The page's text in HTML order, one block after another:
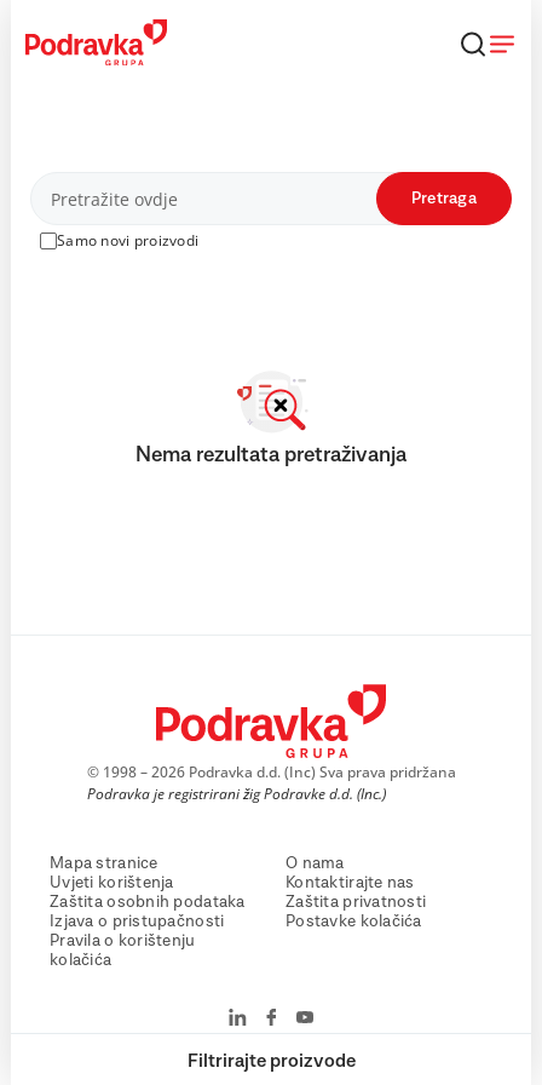
content
Proizvodi
Samo novi proizvodi
Pretraga
Filtrirajte proizvode
Nema rezultata pretraživanja
© 1998 – 2026 Podravka d.d. (Inc) Sva prava pridržana
Podravka je registrirani žig Podravke d.d. (Inc.)
Mapa stranice
Uvjeti korištenja
Zaštita osobnih podataka
Izjava o pristupačnosti
Pravila o korištenju
kolačića
O nama
Kontaktirajte nas
Zaštita privatnosti
Postavke kolačića